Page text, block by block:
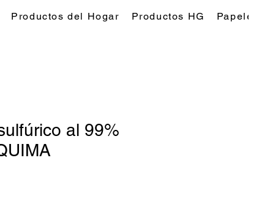
Productos del Hogar Productos HG
al 99%